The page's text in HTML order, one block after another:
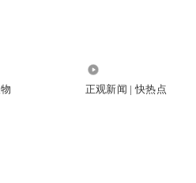
正观新闻 | 快热点